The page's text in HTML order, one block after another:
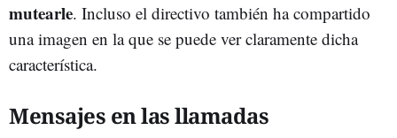
mutearle. Incluso el directivo también ha compartido
una imagen en la que se puede ver claramente dicha
característica.
Mensajes en las llamadas